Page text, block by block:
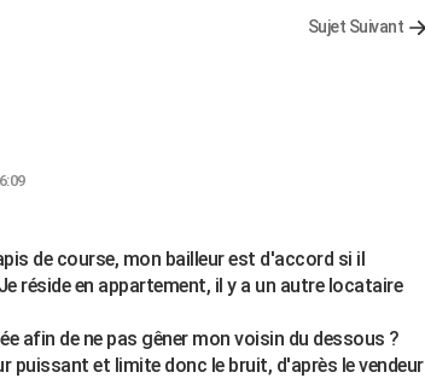
Sujet Suivant
de course, mon bailleur est d'accord si il
réside en appartement, il y a un autre locataire
afin de ne pas gêner mon voisin du dessous ?
puissant et limite donc le bruit, d'après le vendeur